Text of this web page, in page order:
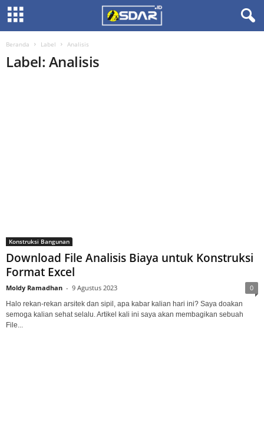
Beranda Label Analisis
Label: Analisis
Konstruksi Bangunan
Download File Analisis Biaya untuk Konstruksi
Format Excel
Moldy Ramadhan - 9 Agustus 2023 0
Halo rekan-rekan arsitek dan sipil, apa kabar kalian hari ini? Saya doakan
semoga kalian sehat selalu. Artikel kali ini saya akan membagikan sebuah
File...